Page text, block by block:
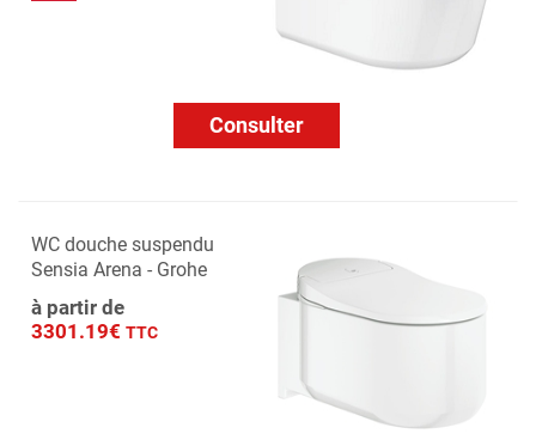
Consulter
WC douche suspendu
Sensia Arena - Grohe
à partir de
3301.19€ TTC